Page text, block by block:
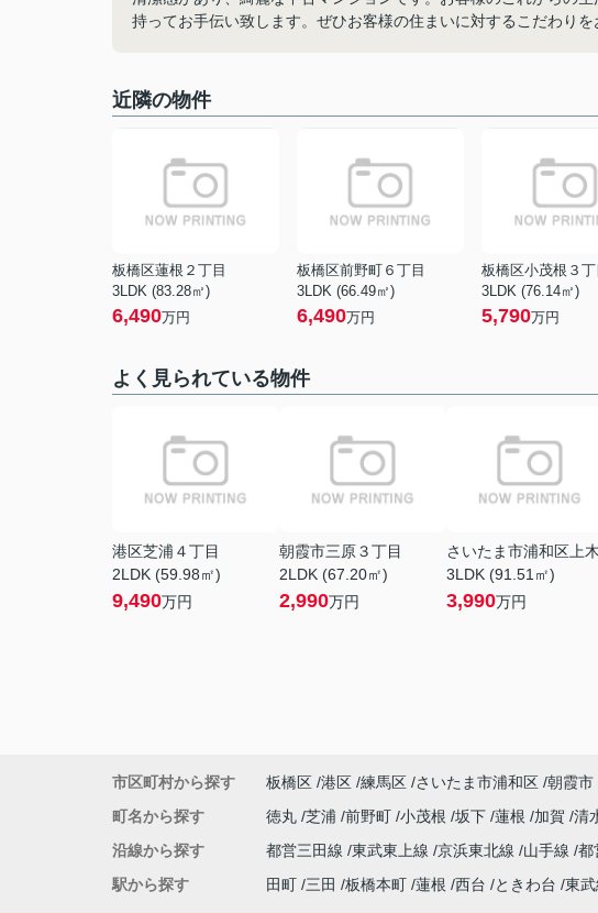
持ってお手伝い致します。ぜひお客様の住まいに対するこだわりを
近隣の物件
板橋区蓮根２丁目
3LDK (83.28㎡)
6,490万円
板橋区前野町６丁目
3LDK (66.49㎡)
6,490万円
板橋区小茂根３丁
3LDK (76.14㎡)
5,790万円
よく見られている物件
港区芝浦４丁目
2LDK (59.98㎡)
9,490万円
朝霞市三原３丁目
2LDK (67.20㎡)
2,990万円
さいたま市浦和区上
3LDK (91.51㎡)
3,990万円
市区町村から探す 板橋区 港区 練馬区 さいたま市浦和区 朝霞市
町名から探す
徳丸 芝浦 前野町 小茂根 坂下 蓮根 加賀 清
沿線から探す
都営三田線 東武東上線 京浜東北線 山手線 都
駅から探す
田町 三田 板橋本町 蓮根 西台 ときわ台 東